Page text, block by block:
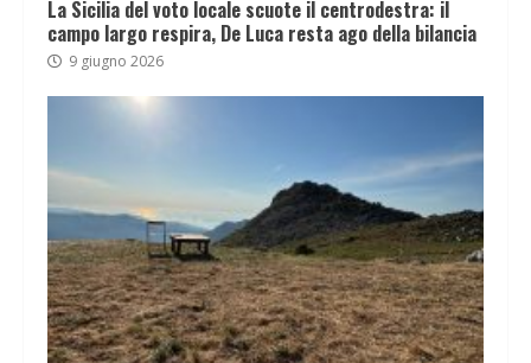
La Sicilia del voto locale scuote il centrodestra: il
campo largo respira, De Luca resta ago della bilancia
9 giugno 2026